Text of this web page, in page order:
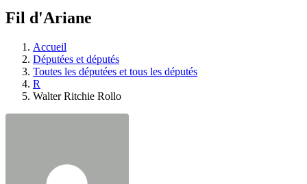
à
législative.
Fil d'Ariane
Accueil
Députées et députés
Toutes les députées et tous les députés
R
Walter Ritchie Rollo